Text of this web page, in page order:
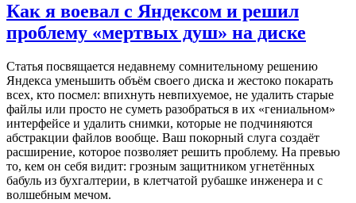
Как я воевал с Яндексом и решил
проблему «мертвых душ» на диске
Статья посвящается недавнему сомнительному решению
Яндекса уменьшить объём своего диска и жестоко покарать
всех, кто посмел: впихнуть невпихуемое, не удалить старые
файлы или просто не суметь разобраться в их «гениальном»
интерфейсе и удалить снимки, которые не подчиняются
абстракции файлов вообще. Ваш покорный слуга создаёт
расширение, которое позволяет решить проблему. На превью
то, кем он себя видит: грозным защитником угнетённых
бабуль из бухгалтерии, в клетчатой рубашке инженера и с
волшебным мечом.